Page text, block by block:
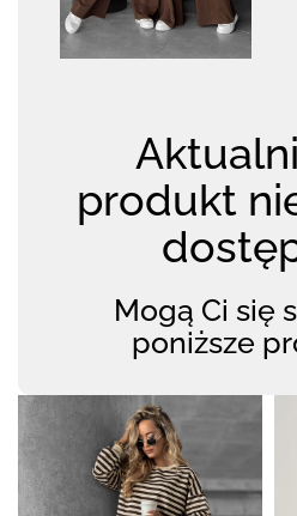
produkt
Mogą Ci się
poniższe